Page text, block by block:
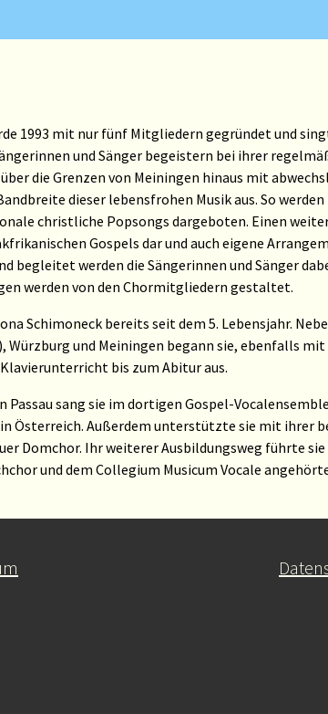
1993 mit nur fünf Mitgliedern gegründet und
und Sänger begeistern bei ihrer
die Grenzen von Meiningen hinaus mit
dieser lebensfrohen Musik aus. So
christliche Popsongs dargeboten. Einen
Gospels dar und auch eigene
begleitet werden die Sängerinnen und Sänger
werden von den Chormitgliedern gestaltet.
Schimoneck bereits seit dem 5. Lebensjahr.
Würzburg und Meiningen begann sie, ebenfalls
bis zum Abitur aus.
Passau sang sie im dortigen Gospel-
Österreich. Außerdem unterstützte sie mit ihrer
Domchor. Ihr weiterer Ausbildungsweg führte
und dem Collegium Musicum Vocale